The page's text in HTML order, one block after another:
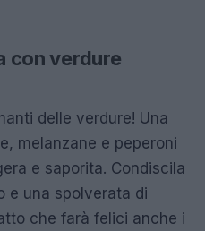
con verdure
delle verdure! Una
melanzane e peperoni
e saporita. Condiscila
e una spolverata di
che farà felici anche i